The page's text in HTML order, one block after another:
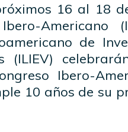
16 al 18
Americano
de
(ILIEV)
Ibero-
10 años de su